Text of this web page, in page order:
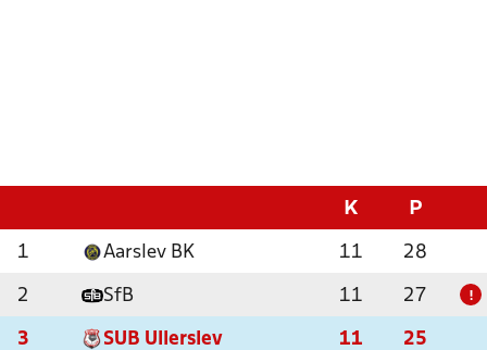
K P
1 Aarslev BK 11 28
2 SfB 11 27 !
3 SUB Ullerslev 11 25